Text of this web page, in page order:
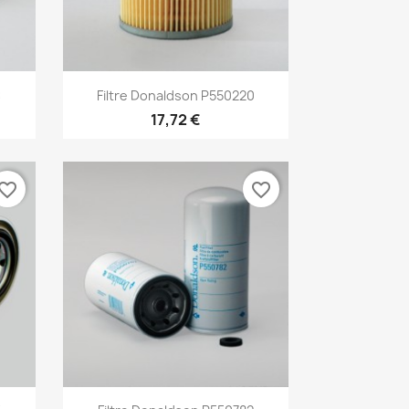
Aperçu rapide
Filtre Donaldson P550220
17,72 €
favorite_border